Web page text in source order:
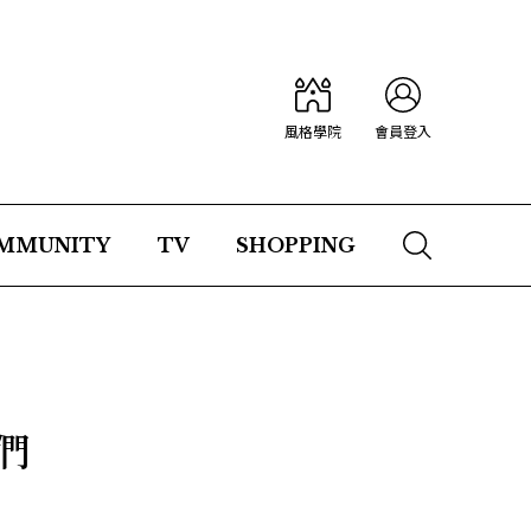
風格學院 會員登入
TV SHOPPING